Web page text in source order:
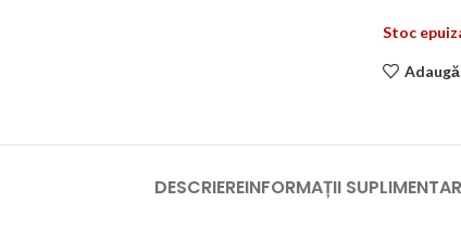
Stoc
DESCRIEREINFORMAȚII